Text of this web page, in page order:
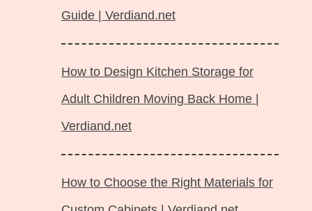
Guide | Verdiand.net
How to Design Kitchen Storage for
Adult Children Moving Back Home |
Verdiand.net
How to Choose the Right Materials for